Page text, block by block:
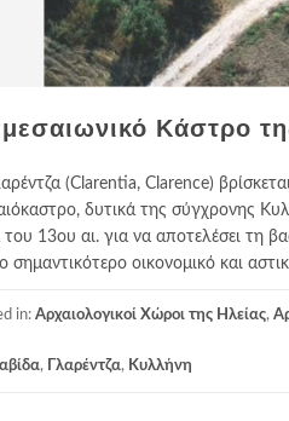
Κάστρο
(Clarentia, Clarence)
δυτικά της σύγχρονης
του 13ου αι. για να αποτελέσει τη
σημαντικότερο οικονομικό και
in: Αρχαιολογικοί Χώροι της Ηλείας,
, Γλαρέντζα, Κυλλήνη